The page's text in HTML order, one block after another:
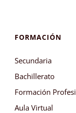
FORMACIÓN
Secundaria
Bachillerato
Formación
Aula Virtual